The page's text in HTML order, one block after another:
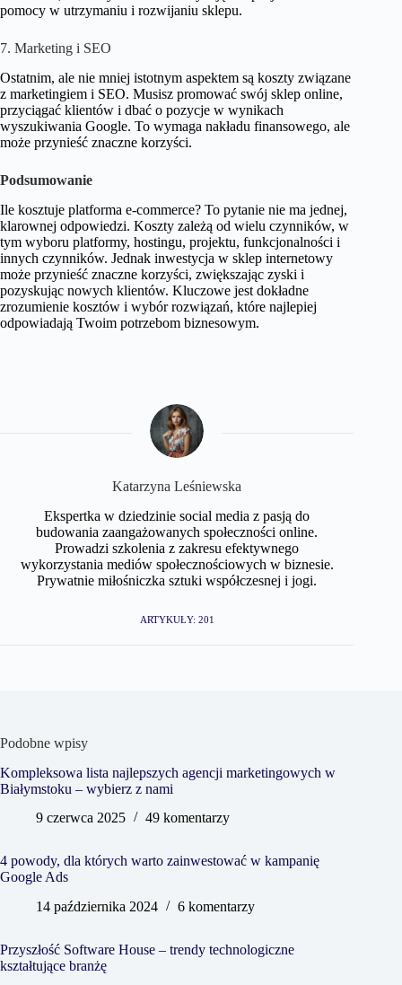
pomocy w utrzymaniu i rozwijaniu sklepu.
7. Marketing i SEO
Ostatnim, ale nie mniej istotnym aspektem są koszty związane
z marketingiem i SEO. Musisz promować swój sklep online,
przyciągać klientów i dbać o pozycje w wynikach
wyszukiwania Google. To wymaga nakładu finansowego, ale
może przynieść znaczne korzyści.
Podsumowanie
Ile kosztuje platforma e-commerce? To pytanie nie ma jednej,
klarownej odpowiedzi. Koszty zależą od wielu czynników, w
tym wyboru platformy, hostingu, projektu, funkcjonalności i
innych czynników. Jednak inwestycja w sklep internetowy
może przynieść znaczne korzyści, zwiększając zyski i
pozyskując nowych klientów. Kluczowe jest dokładne
zrozumienie kosztów i wybór rozwiązań, które najlepiej
odpowiadają Twoim potrzebom biznesowym.
Katarzyna Leśniewska
Ekspertka w dziedzinie social media z pasją do
budowania zaangażowanych społeczności online.
Prowadzi szkolenia z zakresu efektywnego
wykorzystania mediów społecznościowych w biznesie.
Prywatnie miłośniczka sztuki współczesnej i jogi.
ARTYKUŁY: 201
Podobne wpisy
Kompleksowa lista najlepszych agencji marketingowych w
Białymstoku – wybierz z nami
9 czerwca 2025
49 komentarzy
4 powody, dla których warto zainwestować w kampanię
Google Ads
14 października 2024
6 komentarzy
Przyszłość Software House – trendy technologiczne
kształtujące branżę